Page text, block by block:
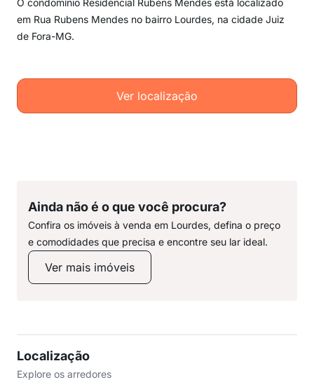
O condomínio Residencial Rubens Mendes está localizado
em Rua Rubens Mendes no bairro Lourdes, na cidade Juiz
de Fora-MG.
Ver localização
Ainda não é o que você procura?
Confira os imóveis à venda em Lourdes, defina o preço
e comodidades que precisa e encontre seu lar ideal.
Ver mais imóveis
Localização
Explore os arredores